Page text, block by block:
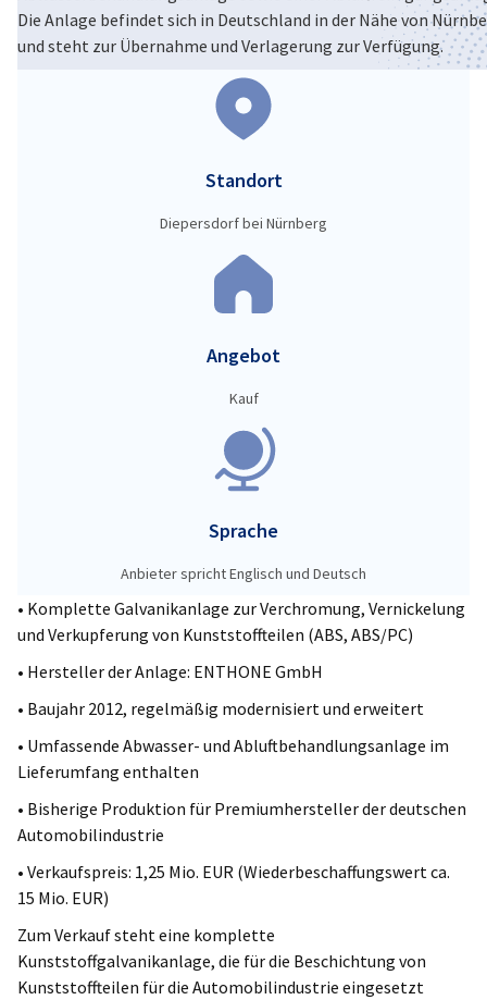
Poland
Die Anlage befindet sich in Deutschland in der Nähe von
und steht zur Übernahme und Verlagerung zur Verfügung.
Standort
Diepersdorf bei Nürnberg
Angebot
Kauf
Sprache
Anbieter spricht Englisch und Deutsch
• Komplette Galvanikanlage zur Verchromung, Vernickelung
und Verkupferung von Kunststoffteilen (ABS, ABS/PC)
• Hersteller der Anlage: ENTHONE GmbH
• Baujahr 2012, regelmäßig modernisiert und erweitert
• Umfassende Abwasser- und Abluftbehandlungsanlage im
Lieferumfang enthalten
• Bisherige Produktion für Premiumhersteller der deutschen
Automobilindustrie
• Verkaufspreis: 1,25 Mio. EUR (Wiederbeschaffungswert ca.
15 Mio. EUR)
Zum Verkauf steht eine komplette
Kunststoffgalvanikanlage, die für die Beschichtung von
Kunststoffteilen für die Automobilindustrie eingesetzt